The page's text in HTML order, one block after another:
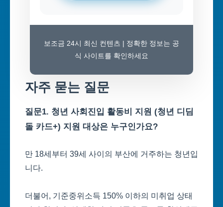
보조금 24시 최신 컨텐츠 | 정확한 정보는 공
식 사이트를 확인하세요
자주 묻는 질문
질문1. 청년 사회진입 활동비 지원 (청년 디딤
돌 카드+) 지원 대상은 누구인가요?
만 18세부터 39세 사이의 부산에 거주하는 청년입
니다.
더불어, 기준중위소득 150% 이하의 미취업 상태